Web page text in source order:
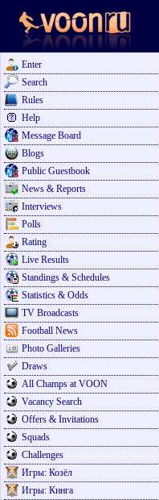
Enter
Search
Rules
Help
Message Board
Blogs
Public Guestbook
News & Reports
Interviews
Polls
Rating
Live Results
Standings & Schedules
Statistics & Odds
TV Broadcasts
Football News
Photo Galleries
Draws
All Champs at VOON
Vacancy Search
Offers & Invitations
Squads
Challenges
Игры: Козёл
Игры: Кинга